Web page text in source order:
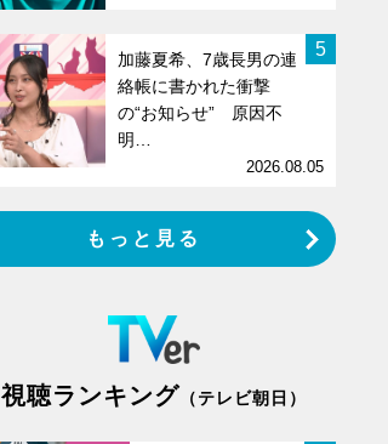
5
加藤夏希、7歳長男の連
絡帳に書かれた衝撃
の“お知らせ” 原因不
明…
2026.08.05
もっと見る
視聴ランキング （テレビ朝日）